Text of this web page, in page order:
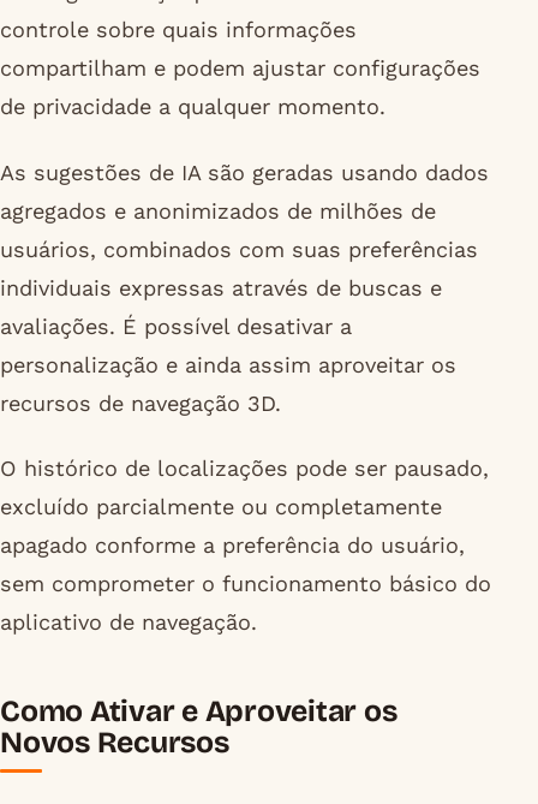
controle sobre quais informações
compartilham e podem ajustar configurações
de privacidade a qualquer momento.
As sugestões de IA são geradas usando dados
agregados e anonimizados de milhões de
usuários, combinados com suas preferências
individuais expressas através de buscas e
avaliações. É possível desativar a
personalização e ainda assim aproveitar os
recursos de navegação 3D.
O histórico de localizações pode ser pausado,
excluído parcialmente ou completamente
apagado conforme a preferência do usuário,
sem comprometer o funcionamento básico do
aplicativo de navegação.
Como Ativar e Aproveitar os
Novos Recursos